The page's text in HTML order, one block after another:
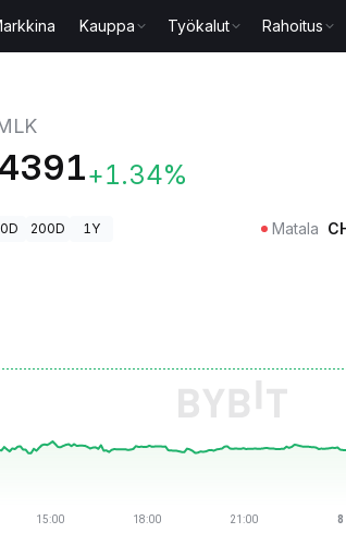
Kauppa Työkalut Rahoitus
+1.34%
200D 1Y Matala